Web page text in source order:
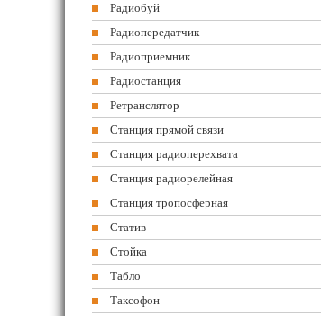
Радиобуй
Радиопередатчик
Радиоприемник
Радиостанция
Ретранслятор
Станция прямой связи
Станция радиоперехвата
Станция радиорелейная
Станция тропосферная
Статив
Стойка
Табло
Таксофон